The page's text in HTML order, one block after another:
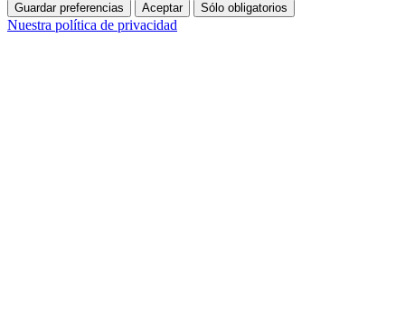
Guardar preferencias Aceptar Sólo obligatorios
Nuestra política de privacidad